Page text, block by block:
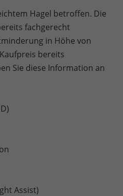
Hagel betroffen. Die
fachgerecht
in Höhe von
bereits
Sie diese Information an
Assist)